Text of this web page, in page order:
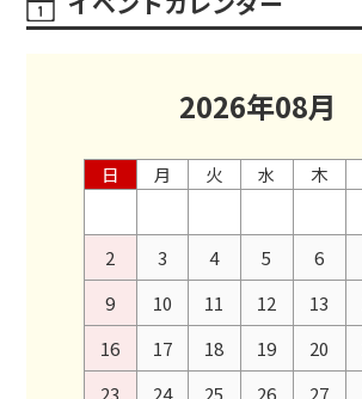
2026年08月
日 月 火 水 木
2
3 4 5 6
9
10 11 12 13
16
17 18 19 20